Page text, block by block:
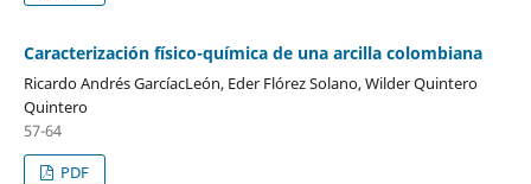
Caracterización físico-química de una arcilla colombiana
Ricardo Andrés GarcíacLeón, Eder Flórez Solano, Wilder Quintero
Quintero
57-64
PDF